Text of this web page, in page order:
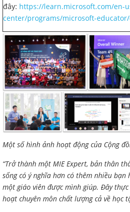
đây: https://learn.microsoft.com/en-
center/programs/microsoft-
Một số hình ảnh hoạt động của Cộng
“Trở thành một MIE Expert, bản thân
sống có ý nghĩa hơn có thêm nhiều
một giáo viên được mình giúp. Đây
hoạt chuyên môn chất lượng cả về học